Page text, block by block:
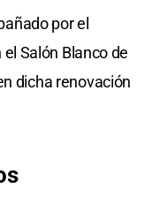
por el
el Salón Blanco de
dicha renovación